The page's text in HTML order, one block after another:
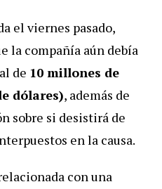
el viernes pasado,
la compañía aún debía
de 10 millones de
dólares), además de
sobre si desistirá de
en la causa.
con una